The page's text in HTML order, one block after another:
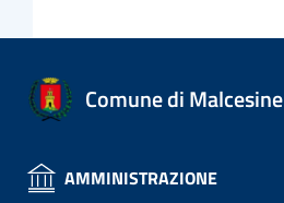
Comune di Malcesine
AMMINISTRAZIONE